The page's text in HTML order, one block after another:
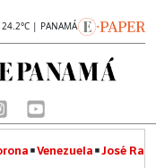
| PANAMÁ
Venezuela José